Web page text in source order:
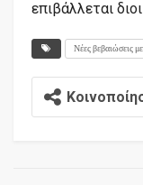
επιβάλλεται
Νέες βεβαιώσεις